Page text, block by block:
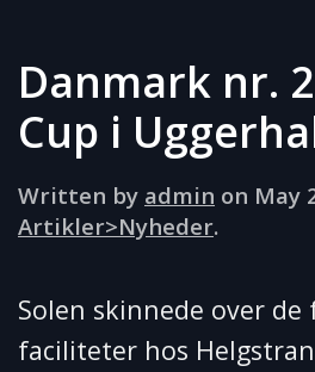
Danmark nr.
Cup i
Written by admin on May
Artikler>Nyheder.
Solen skinnede over
faciliteter hos